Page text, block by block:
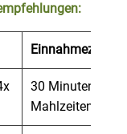
30 Minuten vor
Mahlzeiten